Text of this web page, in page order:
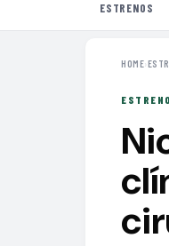
ESTRENOS
HOME›